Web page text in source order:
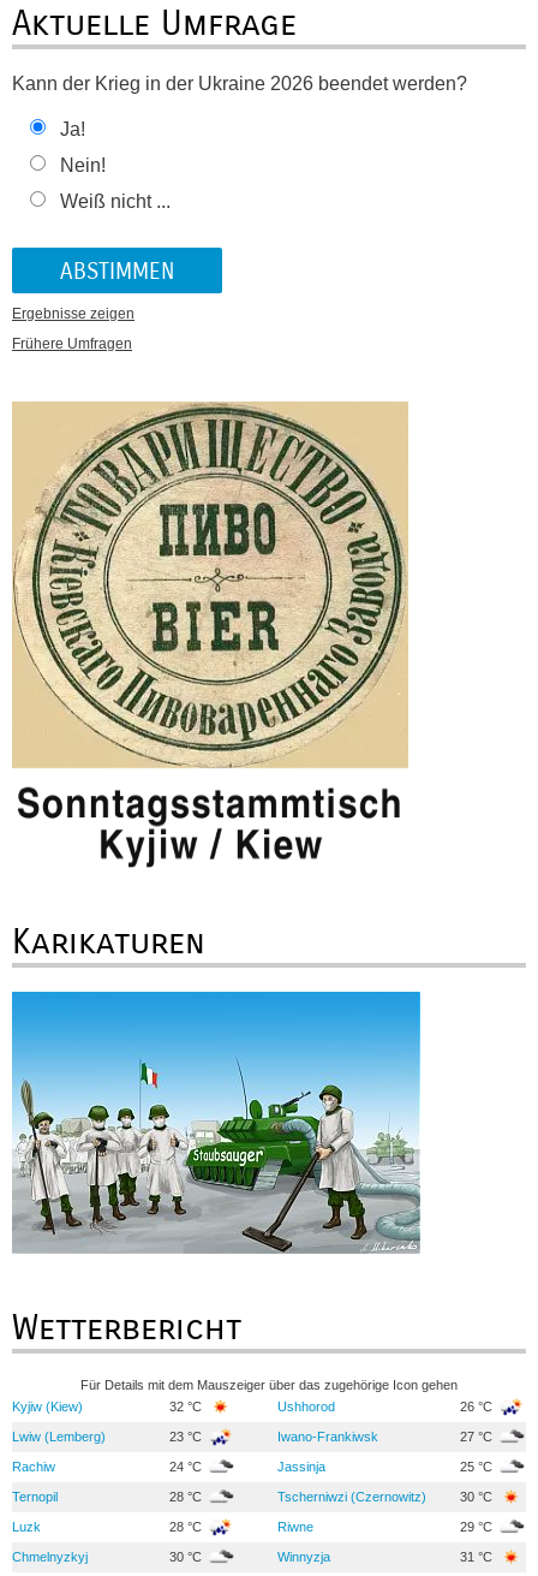
Aktuelle Umfrage
Kann der Krieg in der Ukraine 2026 beendet werden?
Ja!
Nein!
Weiß nicht ...
Ergebnisse zeigen
Frühere Umfragen
Karikaturen
Wetterbericht
Für Details mit dem Mauszeiger über das zugehörige Icon gehen
Kyjiw (Kiew)
32 °C Ushhorod 26 °C
Lwiw (Lemberg) 23 °C Iwano-Frankiwsk 27 °C
Rachiw 24 °C Jassinja 25 °C
Ternopil 28 °C Tscherniwzi (Czernowitz) 30 °C
Luzk 28 °C Riwne 29 °C
Chmelnyzkyj 30 °C Winnyzja 31 °C